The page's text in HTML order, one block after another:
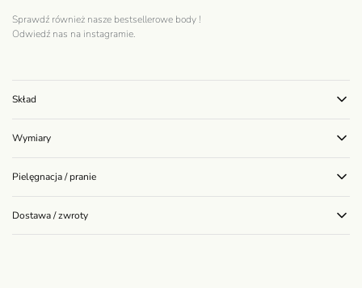
Sprawdź również nasze bestsellerowe body !
Odwiedź nas na instagramie.
Skład
Wymiary
Pielęgnacja / pranie
Dostawa / zwroty